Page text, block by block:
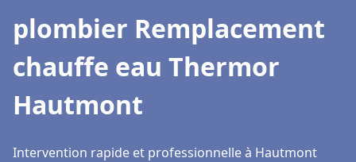
plombier Remplacement
chauffe eau Thermor
Hautmont
Intervention rapide et professionnelle à Hautmont